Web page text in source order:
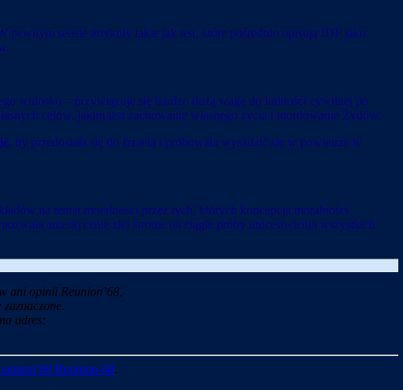
sensie artykuły takie jak ten, które pośrednio opisują IDF jako
wniosku – przywiązuje się bardzo dużą wagę do ludności cywilnej po
celów, jakim jest zachowanie własnego życia i mordowanie Żydów.
, by przedostała się do Izraela i próbowała wysadzić się w powietrze w
na temat moralności przez tych, których koncepcja moralności
autentycznie złej stronie na ciągłe próby unicestwienia wszystkich
ani opinii Reunion’68,
adres:
Reunion-68.